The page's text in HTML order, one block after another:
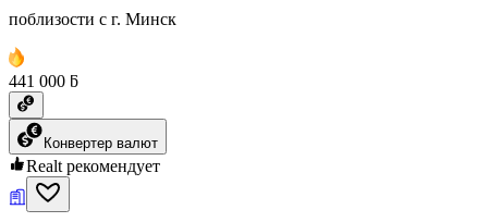
поблизости с г. Минск
441 000 ƃ
Конвертер валют
Realt рекомендует